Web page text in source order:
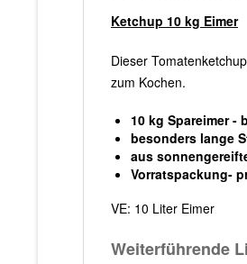
Ketchup 10 kg Eimer
Dieser
zum Kochen.
10 kg Spareimer -
besonders lange
aus
Vorratspackung-
VE: 10 Liter Eimer
Weiterführende